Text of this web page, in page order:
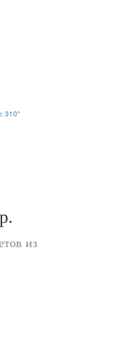
р.
из